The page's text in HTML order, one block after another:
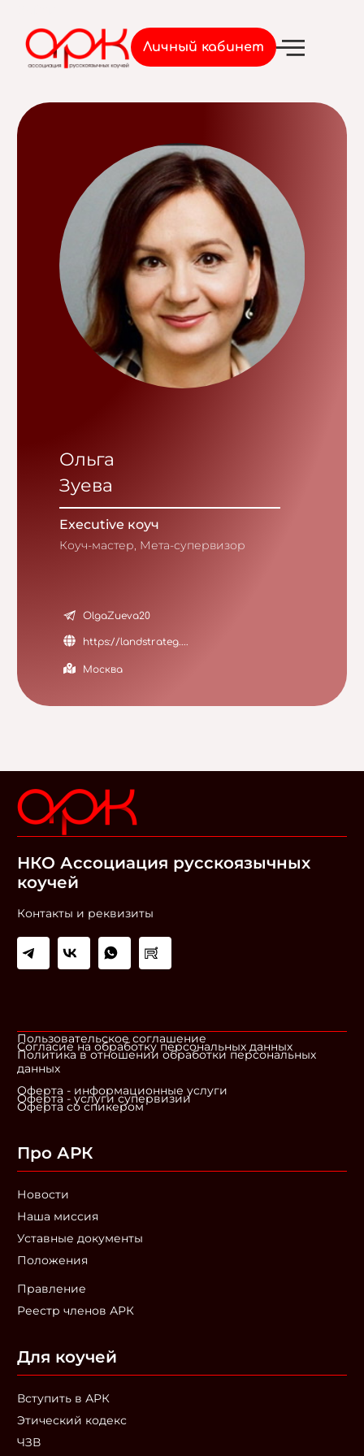
Личный кабинет
Ольга
Зуева
Executive коуч
Коуч-мастер, Мета-супервизор
OlgaZueva20
https://landstrateg....
Москва
НКО Ассоциация русскоязычных
коучей
Контакты и реквизиты
Пользовательское соглашение
Согласие на обработку персональных данных
Политика в отношении обработки персональных
данных
Оферта - информационные услуги
Оферта - услуги супервизии
Оферта со спикером
Про АРК
Новости
Наша миссия
Уставные документы
Положения
Правление
Реестр членов АРК
Для коучей
Вступить в АРК
Этический кодекс
ЧЗВ